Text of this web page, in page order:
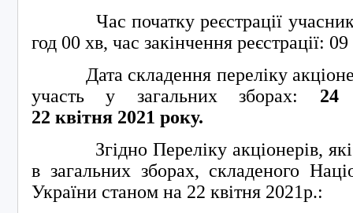
Час початку реєстрації
год 00 хв, час закінчення реєстрації:
Дата складення переліку
участь у загальних зборах: 24
22 квітня 2021 року.
Згідно Переліку акціонерів, які
в загальних зборах, складеного
України станом на 22 квітня 2021р.: